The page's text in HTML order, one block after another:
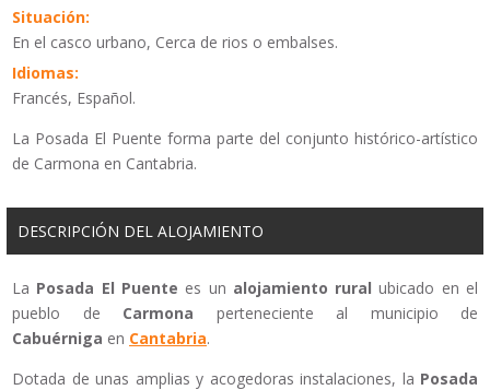
Situación:
En el casco urbano, Cerca de rios o embalses.
Idiomas:
Francés, Español.
La Posada El Puente forma parte del conjunto histórico-artístico
de Carmona en Cantabria.
DESCRIPCIÓN DEL ALOJAMIENTO
La Posada El Puente es un alojamiento rural ubicado en el
pueblo de Carmona perteneciente al municipio de
Cabuérniga en Cantabria.
Dotada de unas amplias y acogedoras instalaciones, la Posada